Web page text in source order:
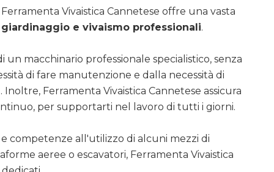
Vivaistica Cannetese offre una vasta
e vivaismo professionali.
macchinario professionale specialistico, senza
di fare manutenzione e dalla necessità di
Ferramenta Vivaistica Cannetese assicura
per supportarti nel lavoro di tutti i giorni.
competenze all'utilizzo di alcuni mezzi di
aeree o escavatori, Ferramenta Vivaistica